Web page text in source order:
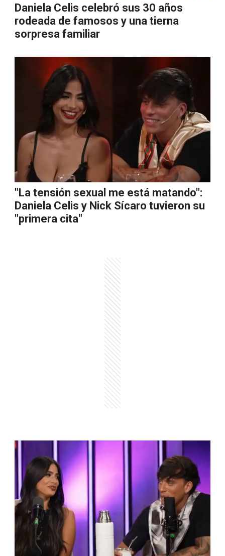
Daniela Celis celebró sus 30 años
rodeada de famosos y una tierna
sorpresa familiar
"La tensión sexual me está matando":
Daniela Celis y Nick Sícaro tuvieron su
"primera cita"